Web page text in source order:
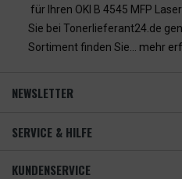
für Ihren OKI B 4545 MFP
Sie bei Tonerlieferant24.de
Sortiment finden Sie... mehr
NEWSLETTER
SERVICE & HILFE
KUNDENSERVICE